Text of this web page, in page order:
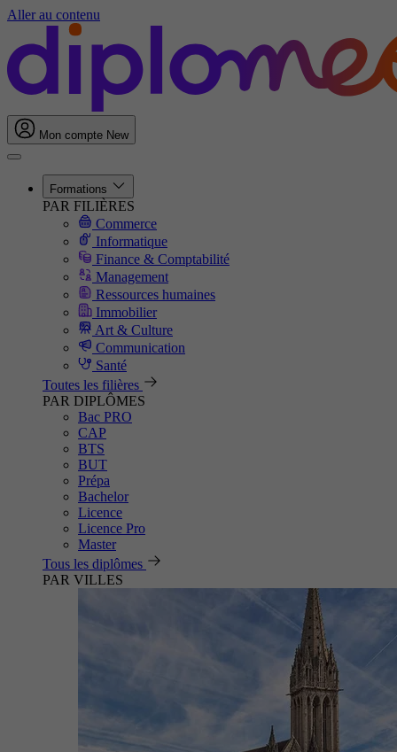
Aller au contenu
Mon compte New
Formations
PAR FILIÈRES
Commerce
Informatique
Finance & Comptabilité
Management
Ressources humaines
Immobilier
Art & Culture
Communication
Santé
Toutes les filières
PAR DIPLÔMES
Bac PRO
CAP
BTS
BUT
Prépa
Bachelor
Licence
Licence Pro
Master
Tous les diplômes
PAR VILLES